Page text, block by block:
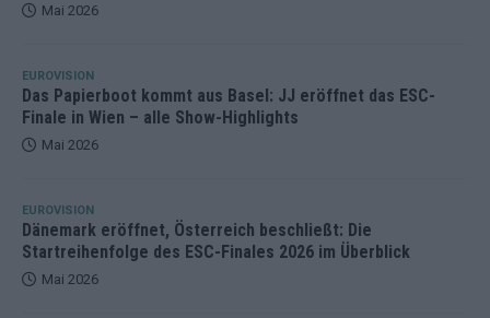
Mai 2026
EUROVISION
Das Papierboot kommt aus Basel: JJ eröffnet das ESC-
Finale in Wien – alle Show-Highlights
Mai 2026
EUROVISION
Dänemark eröffnet, Österreich beschließt: Die
Startreihenfolge des ESC-Finales 2026 im Überblick
Mai 2026